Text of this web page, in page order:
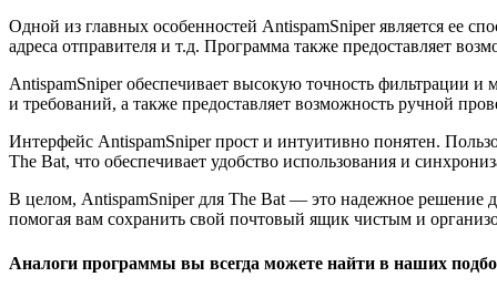
Одной из главных особенностей AntispamSniper является ее
адреса отправителя и т.д. Программа также предоставляет
AntispamSniper обеспечивает высокую точность фильтрации
и требований, а также предоставляет возможность ручной
Интерфейс AntispamSniper прост и интуитивно понятен.
The Bat, что обеспечивает удобство использования и
В целом, AntispamSniper для The Bat — это надежное решение
помогая вам сохранить свой почтовый ящик чистым и
Аналоги программы вы всегда можете найти в наших